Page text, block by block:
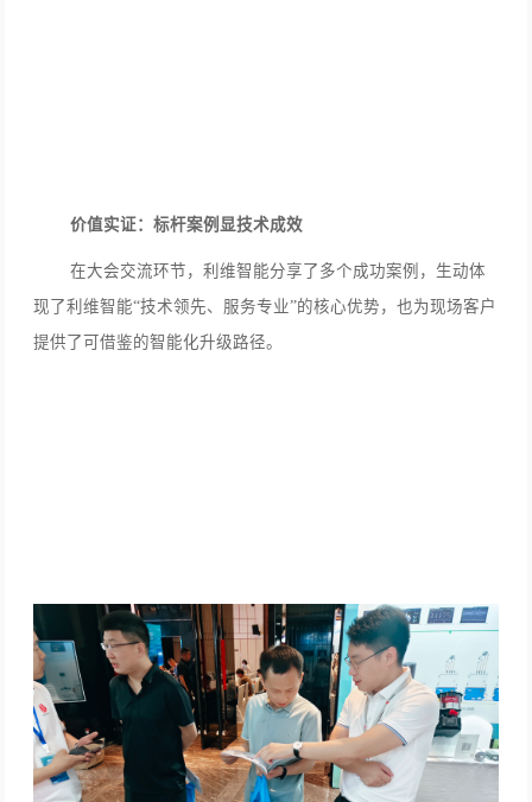
价值实证：标杆案例显技术成效
在大会交流环节，利维智能分享了多个成功案例，生动体
现了利维智能“技术领先、服务专业”的核心优势，也为现场客户
提供了可借鉴的智能化升级路径。